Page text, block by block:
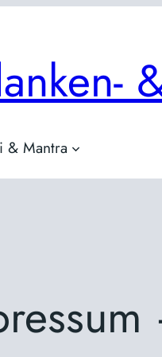
& Mantra